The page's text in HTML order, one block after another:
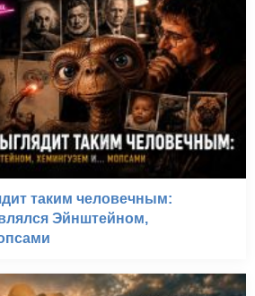
таким человечным:
Эйнштейном,